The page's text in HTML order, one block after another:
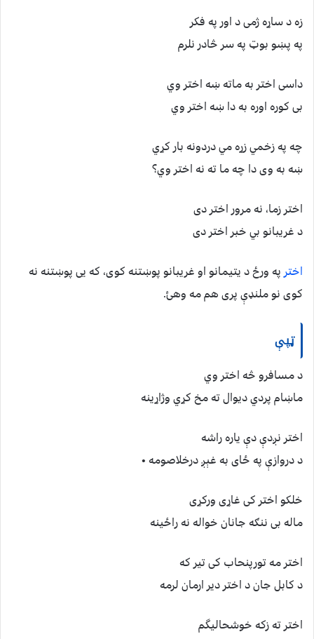
زه د ساړه ژمی د اور په فکر
په پښو بوټ په سر څادر نلرم
داسی اختر به ماته ښه اختر وي
بی کوره اوره به دا ښه اختر وي
چه په زخمي زړه مي دردونه بار کړي
ښه به وی دا چه ما ته نه اختر وي؟
اختر زما، نه مرور اختر دی
د غریبانو بي خبر اختر دی
اخترپه ورځ د یتیمانو او غریبانو پوښتنه کوی، که یی پوښتنه نه
کوی نو ملنډې پری هم مه وهئ.
ټپې
د مسافرو څه اختر وي
ماښام پردي دیوال ته مخ کړي وژاړینه
اختر نږدې دې ياره راشه
د دروازې په ځاى به غېږ درخلاصومه •
خلکو اختر کی غاړی ورکړی
ماله بی ننګه جانان خواله نه راځینه
اختر مه تورپنحاب کی تیر که
د کابل جان د اختر دیر ارمان لرمه
اختر ته زکه خوشحالیگم